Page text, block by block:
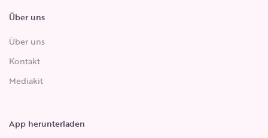
Über uns
Über uns
Kontakt
Mediakit
App herunterladen